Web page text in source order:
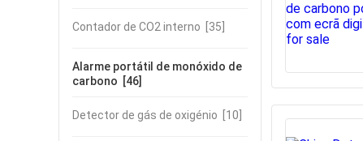
Contador de CO2 interno [35]
Alarme portátil de monóxido de
carbono [46]
Detector de gás de oxigénio [10]